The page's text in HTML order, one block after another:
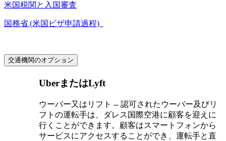
米国税関と入国審査
国務省 (米国ビザ申請過程)
交通機関のオプション
UberまたはLyft
ウーバー又はリフト -- 認可されたウーバー及びリ
フトの運転手は、ダレス国際空港に顧客を迎えに
行くことができます。顧客はスマートフォンから
サービスにアクセスすることができ、運転手と直